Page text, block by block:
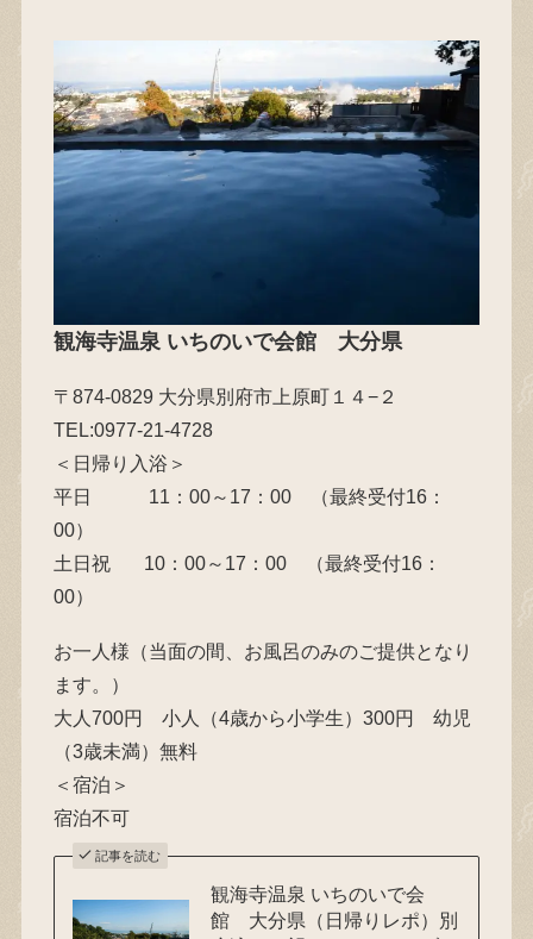
観海寺温泉 いちのいで会館 大分県
〒874-0829 大分県別府市上原町１４−２
TEL:0977-21-4728
＜日帰り入浴＞
平日 11：00～17：00 （最終受付16：
00）
土日祝 10：00～17：00 （最終受付16：
00）
お一人様（当面の間、お風呂のみのご提供となり
ます。）
大人700円 小人（4歳から小学生）300円 幼児
（3歳未満）無料
＜宿泊＞
宿泊不可
記事を読む
観海寺温泉 いちのいで会
館 大分県（日帰りレポ）別